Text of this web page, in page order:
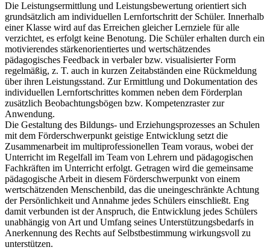
Die Leistungsermittlung und Leistungsbewertung orientiert sich
grundsätzlich am individuellen Lernfortschritt der Schüler. Innerhalb
einer Klasse wird auf das Erreichen gleicher Lernziele für alle
verzichtet, es erfolgt keine Benotung. Die Schüler erhalten durch ein
motivierendes stärkenorientiertes und wertschätzendes
pädagogisches Feedback in verbaler bzw. visualisierter Form
regelmäßig, z. T. auch in kurzen Zeitabständen eine Rückmeldung
über ihren Leistungsstand. Zur Ermittlung und Dokumentation des
individuellen Lernfortschrittes kommen neben dem Förderplan
zusätzlich Beobachtungsbögen bzw. Kompetenzraster zur
Anwendung.
Die Gestaltung des Bildungs- und Erziehungsprozesses an Schulen
mit dem Förderschwerpunkt geistige Entwicklung setzt die
Zusammenarbeit im multiprofessionellen Team voraus, wobei der
Unterricht im Regelfall im Team von Lehrern und pädagogischen
Fachkräften im Unterricht erfolgt. Getragen wird die gemeinsame
pädagogische Arbeit in diesem Förderschwerpunkt von einem
wertschätzenden Menschenbild, das die uneingeschränkte Achtung
der Persönlichkeit und Annahme jedes Schülers einschließt. Eng
damit verbunden ist der Anspruch, die Entwicklung jedes Schülers
unabhängig von Art und Umfang seines Unterstützungsbedarfs in
Anerkennung des Rechts auf Selbstbestimmung wirkungsvoll zu
unterstützen.